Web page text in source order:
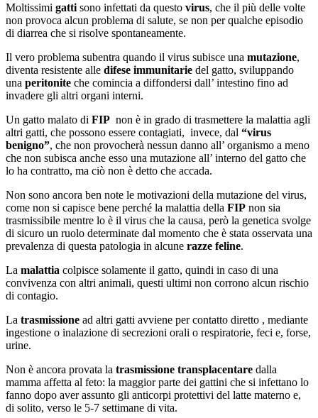
Moltissimi gatti sono infettati da questo virus, che il più delle volte
non provoca alcun problema di salute, se non per qualche episodio
di diarrea che si risolve spontaneamente.
Il vero problema subentra quando il virus subisce una mutazione,
diventa resistente alle difese immunitarie del gatto, sviluppando
una peritonite che comincia a diffondersi dall’ intestino fino ad
invadere gli altri organi interni.
Un gatto malato di FIP non è in grado di trasmettere la malattia agli
altri gatti, che possono essere contagiati, invece, dal “virus
benigno”, che non provocherà nessun danno all’ organismo a meno
che non subisca anche esso una mutazione all’ interno del gatto che
lo ha contratto, ma ciò non è detto che accada.
Non sono ancora ben note le motivazioni della mutazione del virus,
come non si capisce bene perché la malattia della FIP non sia
trasmissibile mentre lo è il virus che la causa, però la genetica svolge
di sicuro un ruolo determinate dal momento che è stata osservata una
prevalenza di questa patologia in alcune razze feline.
La malattia colpisce solamente il gatto, quindi in caso di una
convivenza con altri animali, questi ultimi non corrono alcun rischio
di contagio.
La trasmissione ad altri gatti avviene per contatto diretto , mediante
ingestione o inalazione di secrezioni orali o respiratorie, feci e, forse,
urine.
Non è ancora provata la trasmissione transplacentare dalla
mamma affetta al feto: la maggior parte dei gattini che si infettano lo
fanno dopo aver assunto gli anticorpi protettivi del latte materno e,
di solito, verso le 5-7 settimane di vita.